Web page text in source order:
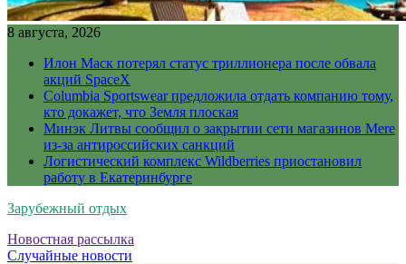
8 августа, 2026
Илон Маск потерял статус триллионера после обвала
акций SpaceX
Columbia Sportswear предложила отдать компанию тому,
кто докажет, что Земля плоская
Минэк Литвы сообщил о закрытии сети магазинов Mere
из-за антироссийских санкций
Логистический комплекс Wildberries приостановил
работу в Екатеринбурге
Зарубежный отдых
Новостная рассылка
Случайные новости